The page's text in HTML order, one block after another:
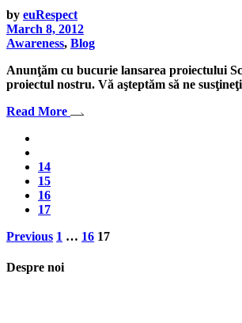
by euRespect
March 8, 2012
Awareness, Blog
Anunţăm cu bucurie lansarea proiectului
proiectul nostru. Vă aşteptăm să ne
Read More
14
15
16
17
Posts
pagination
Previous 1 … 16 17
Despre noi